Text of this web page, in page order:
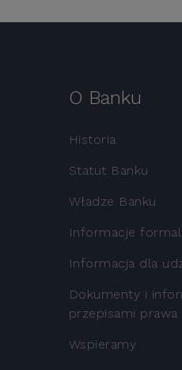
O Banku
Historia
Statut Banku
Władze Banku
Informacje
Informacja dla
Dokumenty i
przepisami prawa
Wspieramy